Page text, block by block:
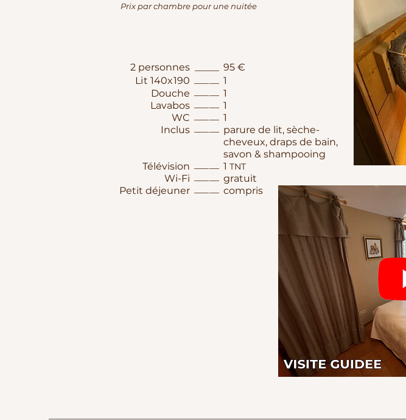
Prix par chambre pour une nuitée
2 personnes
Lit 140x190
Douche
Lavabos
WC
Inclus​
Télévision
Wi-Fi
Petit déjeuner
95 €
1
1
1
1
parure de lit, sèche-
cheveux, draps de bain,
savon & shampooing
1 TNT
gratuit
compris